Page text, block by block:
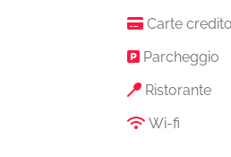
Carte
Parcheggio
Ristorante
Wi-fi